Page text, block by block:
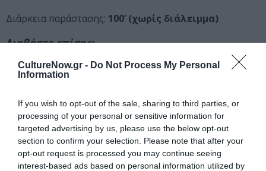
CultureNow.gr - Do Not Process My Personal
Information
If you wish to opt-out of the sale, sharing to third parties, or
processing of your personal or sensitive information for
targeted advertising by us, please use the below opt-out
section to confirm your selection. Please note that after your
opt-out request is processed you may continue seeing
interest-based ads based on personal information utilized by
Διάρκεια παράστασης: 100’ (χωρίς διάλειμμα)
Διαβάστε επίσης:
Σύγχρονο Θέατρο: Το πρόγραμμα για τη σεζόν 2022 – 2023
Ημερομηνία:
Από: 18/10/2022 Εως:
25/01/2023
Τρίτη, 21.15 | Τετάρτη, 19.30